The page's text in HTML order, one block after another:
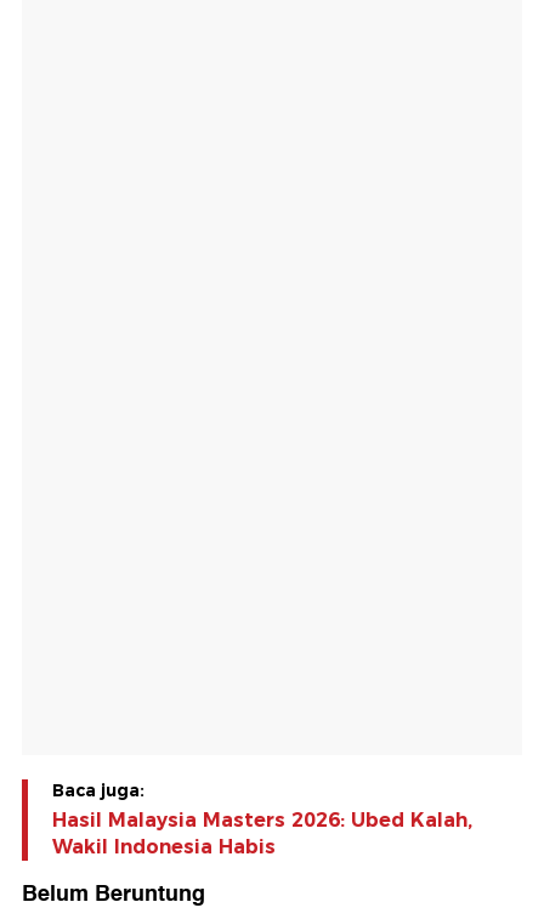
Baca juga:
Hasil Malaysia Masters 2026: Ubed Kalah,
Wakil Indonesia Habis
Belum Beruntung